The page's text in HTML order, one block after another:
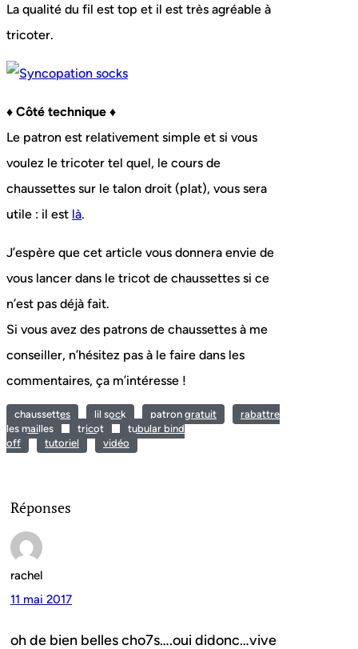
La qualité du fil est top et il est très agréable à
tricoter.
♦ Côté technique ♦
Le patron est relativement simple et si vous
voulez le tricoter tel quel, le cours de
chaussettes sur le talon droit (plat), vous sera
utile : il est là.
J’espère que cet article vous donnera envie de
vous lancer dans le tricot de chaussettes si ce
n’est pas déjà fait.
Si vous avez des patrons de chaussettes à me
conseiller, n’hésitez pas à le faire dans les
commentaires, ça m’intéresse !
chaussettes lil sock patron gratuit
rabattre
les mailles
tricot
tubular bind
off
tutoriel vidéo
Réponses
rachel
11 mai 2017
oh de bien belles cho7s….oui didonc…vive